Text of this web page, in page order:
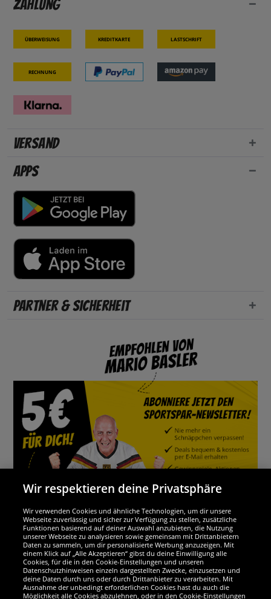
Zahlung
Überweisung Kreditkarte Lastschrift
Rechnung
Versand
Apps
Partner & Sicherheit
Wir sind ausgezeichnet
Wir respektieren deine Privatsphäre
Wir verwenden Cookies und ähnliche Technologien, um dir unsere
Webseite zuverlässig und sicher zur Verfügung zu stellen, zusätzliche
Funktionen basierend auf deiner Auswahl anzubieten, die Nutzung
unserer Webseite zu analysieren sowie gemeinsam mit Drittanbietern
Daten zu sammeln, um dir personalisierte Werbung anzuzeigen. Mit
einem Klick auf „Alle Akzeptieren“ gibst du deine Einwilligung alle
Cookies, für die in den Cookie-Einstellungen und unseren
Datenschutzhinweisen einzeln dargestellten Zwecke, einzusetzen und
deine Daten durch uns oder durch Drittanbieter zu verarbeiten. Mit
Ausnahme der unbedingt erforderlichen Cookies hast du auch die
Möglichkeit alle Cookies abzulehnen, oder in den Cookie-Einstellungen